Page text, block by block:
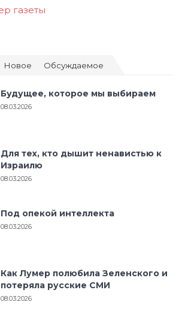
Новое Обсуждаемое
Будущее, которое мы выбираем
08.03.2026
Для тех, кто дышит ненавистью к
Израилю
08.03.2026
Под опекой интеллекта
08.03.2026
Как Лумер полюбила Зеленского и
потеряла русские СМИ
08.03.2026